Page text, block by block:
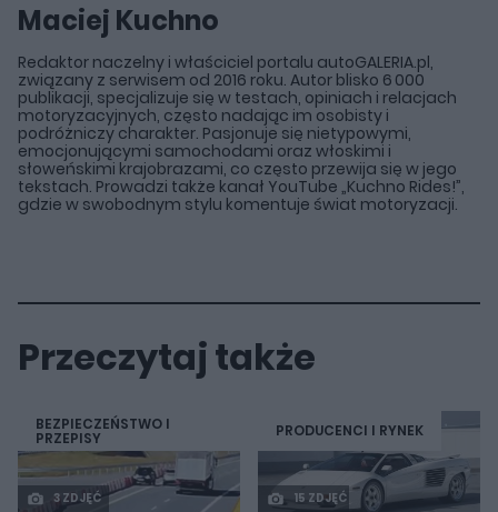
Maciej Kuchno
Redaktor naczelny i właściciel portalu autoGALERIA.pl,
związany z serwisem od 2016 roku. Autor blisko 6 000
publikacji, specjalizuje się w testach, opiniach i relacjach
motoryzacyjnych, często nadając im osobisty i
podróżniczy charakter. Pasjonuje się nietypowymi,
emocjonującymi samochodami oraz włoskimi i
słoweńskimi krajobrazami, co często przewija się w jego
tekstach. Prowadzi także kanał YouTube „Kuchno Rides!”,
gdzie w swobodnym stylu komentuje świat motoryzacji.
Przeczytaj także
BEZPIECZEŃSTWO I
PRZEPISY
3 ZDJĘĆ
PRODUCENCI I RYNEK
15 ZDJĘĆ